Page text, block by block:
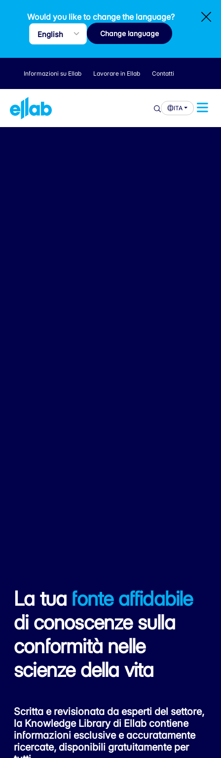
Would you like to change the language?
Change language
Informazioni su Ellab Lavorare in Ellab Contatti
ITA
La tua fonte affidabile
di conoscenze sulla
conformità nelle
scienze della vita
Scritta e revisionata da esperti del settore,
la Knowledge Library di Ellab contiene
informazioni esclusive e accuratamente
ricercate, disponibili gratuitamente per